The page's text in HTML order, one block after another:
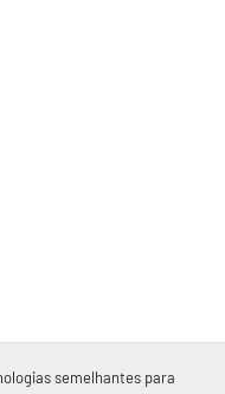
semelhantes para